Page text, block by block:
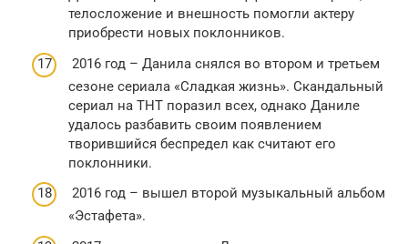
телосложение и внешность помогли актеру
приобрести новых поклонников.
2016 год – Данила снялся во втором и третьем
сезоне сериала «Сладкая жизнь». Скандальный
сериал на ТНТ поразил всех, однако Даниле
удалось разбавить своим появлением
творившийся беспредел как считают его
поклонники.
2016 год – вышел второй музыкальный альбом
«Эстафета».